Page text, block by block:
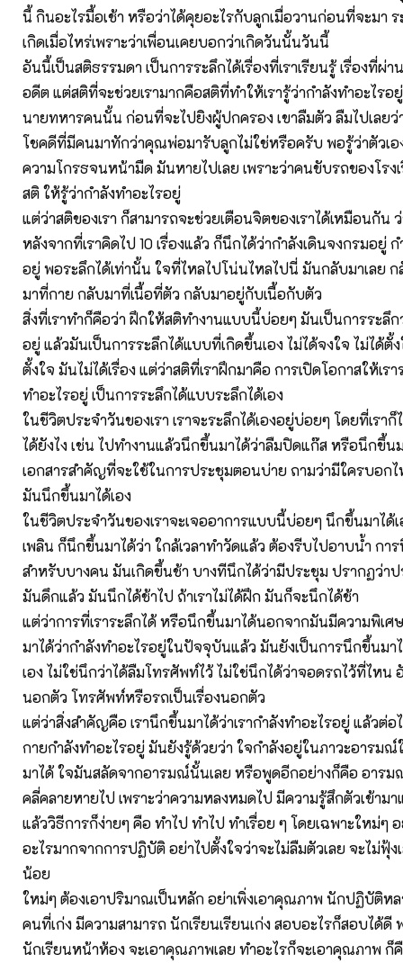
นี้ กินอะไรมื้อเช้า หรือว่าได้คุยอะไรกับลูกเมื่อวานก่อนที่จะมา ร
เกิดเมื่อไหร่เพราะว่าเพื่อนเคยบอกว่าเกิดวันนั้นวันนี้
อันนี้เป็นสติธรรมดา เป็นการระลึกได้เรื่องที่เราเรียนรู้ เรื่องที่ผ่
อดีต แต่สติที่จะช่วยเรามากคือสติที่ทำให้เรารู้ว่ากำลังทำอะไรอยู่
นายทหารคนนั้น ก่อนที่จะไปยิงผู้ปกครอง เขาลืมตัว ลืมไปเลยว่
โชคดีที่มีคนมาทักว่าคุณพ่อมารับลูกไม่ใช่หรือครับ พอรู้ว่าตัวเอ
ความโกรธจนหน้ามืด มันหายไปเลย เพราะว่าคนขับรถของโรง
สติ ให้รู้ว่ากำลังทำอะไรอยู่
แต่ว่าสติของเรา ก็สามารถจะช่วยเตือนจิตของเราได้เหมือนกัน
หลังจากที่เราคิดไป 10 เรื่องแล้ว ก็นึกได้ว่ากำลังเดินจงกรมอยู่
อยู่ พอระลึกได้เท่านั้น ใจที่ไหลไปโน่นไหลไปนี่ มันกลับมาเลย
มาที่กาย กลับมาที่เนื้อที่ตัว กลับมาอยู่กับเนื้อกับตัว
สิ่งที่เราทำก็คือว่า ฝึกให้สติทำงานแบบนี้บ่อยๆ มันเป็นการระลึก
อยู่ แล้วมันเป็นการระลึกได้แบบที่เกิดขึ้นเอง ไม่ได้จงใจ ไม่ได้ตั้
ตั้งใจ มันไม่ได้เรื่อง แต่ว่าสติที่เราฝึกมาคือ การเปิดโอกาสให้เรา
ทำอะไรอยู่ เป็นการระลึกได้แบบระลึกได้เอง
ในชีวิตประจำวันของเรา เราจะระลึกได้เองอยู่บ่อยๆ โดยที่เรา
ได้ยังไง เช่น ไปทำงานแล้วนึกขึ้นมาได้ว่าลืมปิดแก๊ส หรือนึกขึ้นม
เอกสารสำคัญที่จะใช้ในการประชุมตอนบ่าย ถามว่ามีใครบอก
มันนึกขึ้นมาได้เอง
ในชีวิตประจำวันของเราจะเจออาการแบบนี้บ่อยๆ นึกขึ้นมาได้
เพลิน ก็นึกขึ้นมาได้ว่า ใกล้เวลาทำวัดแล้ว ต้องรีบไปอาบน้ำ กา
สำหรับบางคน มันเกิดขึ้นช้า บางทีนึกได้ว่ามีประชุม ปรากฏว่า
มันดึกแล้ว มันนึกได้ช้าไป ถ้าเราไม่ได้ฝึก มันก็จะนึกได้ช้า
แต่ว่าการที่เราระลึกได้ หรือนึกขึ้นมาได้นอกจากมันมีความพิเ
มาได้ว่ากำลังทำอะไรอยู่ในปัจจุบันแล้ว มันยังเป็นการนึกขึ้นมา
เอง ไม่ใช่นึกว่าได้ลืมโทรศัพท์ไว้ ไม่ใช่นึกได้ว่าจอดรถไว้ที่ไหน
นอกตัว โทรศัพท์หรือรถเป็นเรื่องนอกตัว
แต่ว่าสิ่งสำคัญคือ เรานึกขึ้นมาได้ว่าเรากำลังทำอะไรอยู่ แล้วต่
กายกำลังทำอะไรอยู่ มันยังรู้ด้วยว่า ใจกำลังอยู่ในภาวะอารม
มาได้ ใจมันสลัดจากอารมณ์นั้นเลย หรือพูดอีกอย่างก็คือ อาร
คลี่คลายหายไป เพราะว่าความหลงหมดไป มีความรู้สึกตัวเข้าม
แล้ววิธีการก็ง่ายๆ คือ ทำไป ทำไป ทำเรื่อย ๆ โดยเฉพาะใหม่ๆ
อะไรมากจากการปฏิบัติ อย่าไปตั้งใจว่าจะไม่ลืมตัวเลย จะไม่ฟุ้
น้อย
ใหม่ๆ ต้องเอาปริมาณเป็นหลัก อย่าเพิ่งเอาคุณภาพ นักปฏิบัติห
คนที่เก่ง มีความสามารถ นักเรียนเรียนเก่ง สอบอะไรก็สอบได้ดี
นักเรียนหน้าห้อง จะเอาคุณภาพเลย ทำอะไรก็จะเอาคุณภาพ ก็